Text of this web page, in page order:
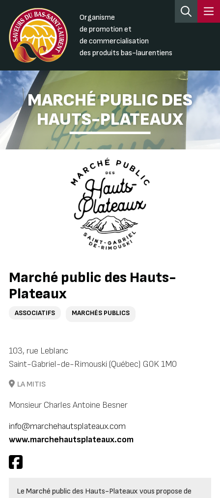
Organisme
de promotion et
de commercialisation
des produits bas-laurentiens
MARCHÉ PUBLIC DES
HAUTS-PLATEAUX
Marché public des Hauts-
Plateaux
ASSOCIATIFS MARCHÉS PUBLICS
103, rue Leblanc
Saint-Gabriel-de-Rimouski (Québec) G0K 1M0
LA MITIS
Monsieur Charles Antoine Besner
info@marchehautsplateaux.com
www.marchehautsplateaux.com
Le Marché public des Hauts-Plateaux vous propose de